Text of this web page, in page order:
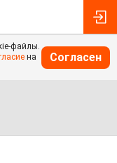
файлы.
на
Согласен